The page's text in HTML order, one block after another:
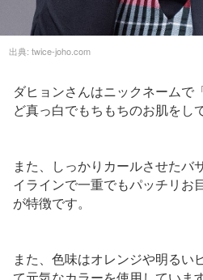
出典: twice-joho.com
ダヒョンさんはニックネームで
ど真っ白でもちもちのお肌をし
また、しっかりカールさせたバ
イラインで一重でもパッチリお
が特徴です。
また、色味はオレンジや明るい